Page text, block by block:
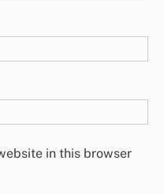
in this browser